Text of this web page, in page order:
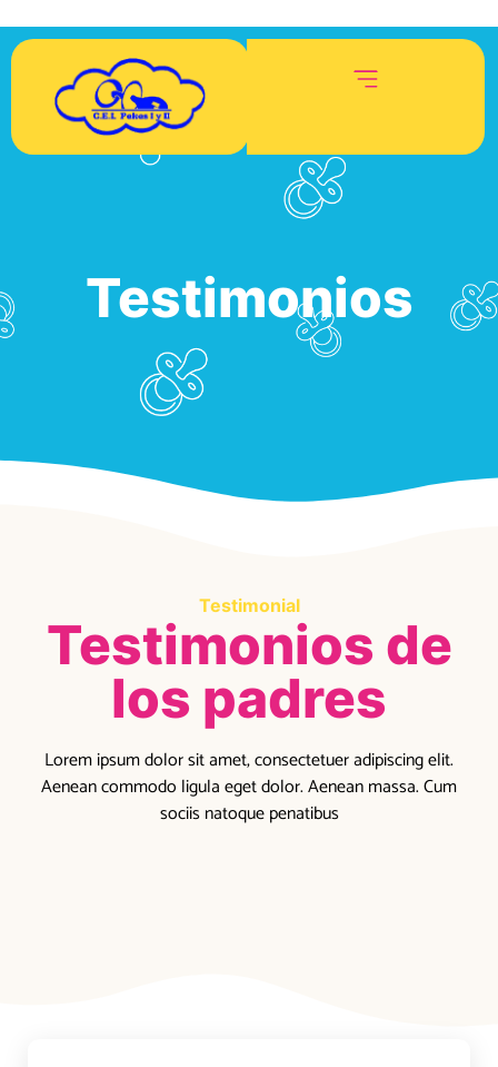
Testimonios
Testimonial
Testimonios de
los padres
Lorem ipsum dolor sit amet, consectetuer adipiscing elit.
Aenean commodo ligula eget dolor. Aenean massa. Cum
sociis natoque penatibus